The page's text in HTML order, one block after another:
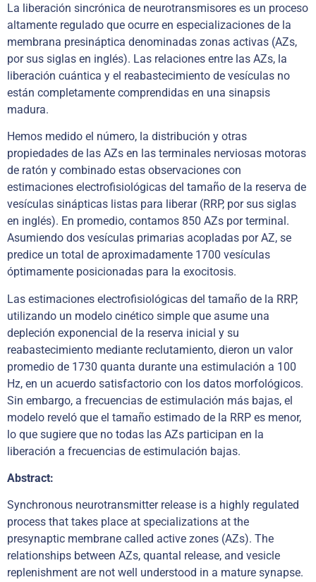
La liberación sincrónica de neurotransmisores es un proceso
altamente regulado que ocurre en especializaciones de la
membrana presináptica denominadas zonas activas (AZs,
por sus siglas en inglés). Las relaciones entre las AZs, la
liberación cuántica y el reabastecimiento de vesículas no
están completamente comprendidas en una sinapsis
madura.
Hemos medido el número, la distribución y otras
propiedades de las AZs en las terminales nerviosas motoras
de ratón y combinado estas observaciones con
estimaciones electrofisiológicas del tamaño de la reserva de
vesículas sinápticas listas para liberar (RRP, por sus siglas
en inglés). En promedio, contamos 850 AZs por terminal.
Asumiendo dos vesículas primarias acopladas por AZ, se
predice un total de aproximadamente 1700 vesículas
óptimamente posicionadas para la exocitosis.
Las estimaciones electrofisiológicas del tamaño de la RRP,
utilizando un modelo cinético simple que asume una
depleción exponencial de la reserva inicial y su
reabastecimiento mediante reclutamiento, dieron un valor
promedio de 1730 quanta durante una estimulación a 100
Hz, en un acuerdo satisfactorio con los datos morfológicos.
Sin embargo, a frecuencias de estimulación más bajas, el
modelo reveló que el tamaño estimado de la RRP es menor,
lo que sugiere que no todas las AZs participan en la
liberación a frecuencias de estimulación bajas.
Abstract:
Synchronous neurotransmitter release is a highly regulated
process that takes place at specializations at the
presynaptic membrane called active zones (AZs). The
relationships between AZs, quantal release, and vesicle
replenishment are not well understood in a mature synapse.